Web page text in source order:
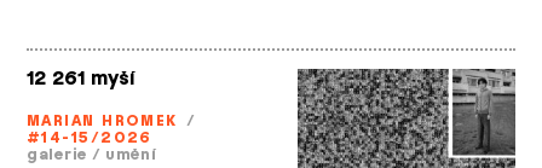
12 261 myší
MARIAN HROMEK /
#14-15/2026
galerie / umění